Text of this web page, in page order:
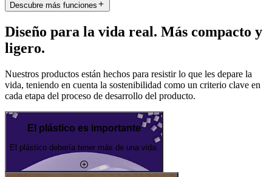
Descubre más funciones
Diseño para la vida real. Más compacto y
ligero.
Nuestros productos están hechos para resistir lo que les depare la
vida, teniendo en cuenta la sostenibilidad como un criterio clave en
cada etapa del proceso de desarrollo del producto.
El plástico es importante
El plástico debería tener más de una vida.